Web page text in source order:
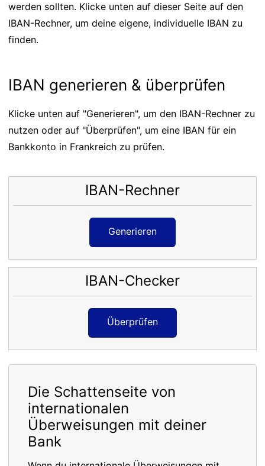
werden sollten. Klicke unten auf dieser Seite auf den
IBAN-Rechner, um deine eigene, individuelle IBAN zu
finden.
IBAN generieren & überprüfen
Klicke unten auf "Generieren", um den IBAN-Rechner zu
nutzen oder auf "Überprüfen", um eine IBAN für ein
Bankkonto in Frankreich zu prüfen.
IBAN-Rechner
Generieren
IBAN-Checker
Überprüfen
Die Schattenseite von
internationalen
Überweisungen mit deiner
Bank